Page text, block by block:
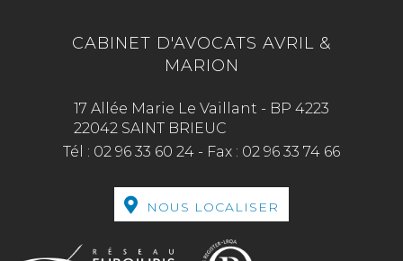
CABINET D'AVOCATS AVRIL &
MARION
17 Allée Marie Le Vaillant - BP 4223
22042 SAINT BRIEUC
Tél : 02 96 33 60 24 - Fax : 02 96 33 74 66
NOUS LOCALISER